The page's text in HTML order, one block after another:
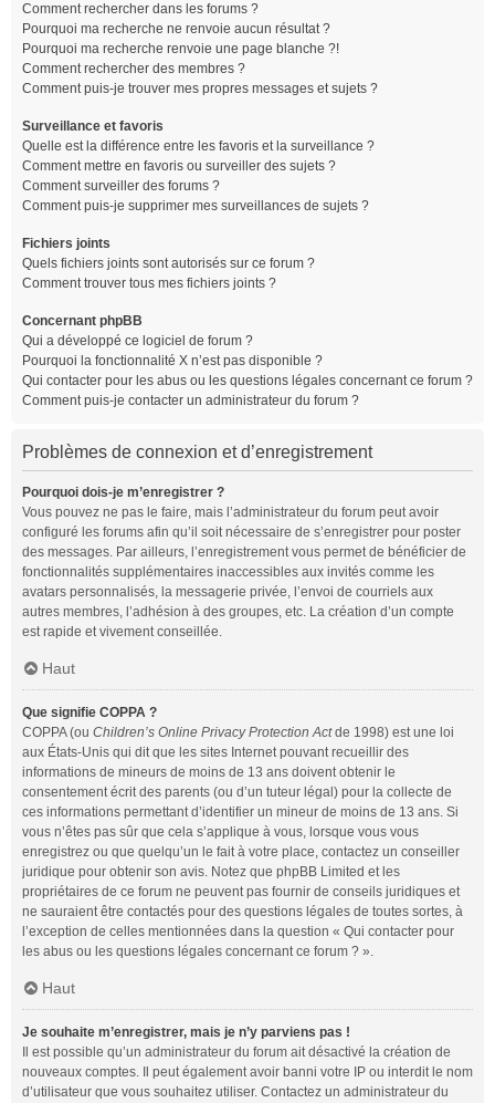
Comment rechercher dans les forums ?
Pourquoi ma recherche ne renvoie aucun résultat ?
Pourquoi ma recherche renvoie une page blanche ?!
Comment rechercher des membres ?
Comment puis-je trouver mes propres messages et sujets ?
Surveillance et favoris
Quelle est la différence entre les favoris et la surveillance ?
Comment mettre en favoris ou surveiller des sujets ?
Comment surveiller des forums ?
Comment puis-je supprimer mes surveillances de sujets ?
Fichiers joints
Quels fichiers joints sont autorisés sur ce forum ?
Comment trouver tous mes fichiers joints ?
Concernant phpBB
Qui a développé ce logiciel de forum ?
Pourquoi la fonctionnalité X n’est pas disponible ?
Qui contacter pour les abus ou les questions légales concernant ce forum ?
Comment puis-je contacter un administrateur du forum ?
Problèmes de connexion et d’enregistrement
Pourquoi dois-je m’enregistrer ?
Vous pouvez ne pas le faire, mais l’administrateur du forum peut avoir
configuré les forums afin qu’il soit nécessaire de s’enregistrer pour poster
des messages. Par ailleurs, l’enregistrement vous permet de bénéficier de
fonctionnalités supplémentaires inaccessibles aux invités comme les
avatars personnalisés, la messagerie privée, l’envoi de courriels aux
autres membres, l’adhésion à des groupes, etc. La création d’un compte
est rapide et vivement conseillée.
Haut
Que signifie COPPA ?
COPPA (ou Children’s Online Privacy Protection Actde 1998) est une loi
aux États-Unis qui dit que les sites Internet pouvant recueillir des
informations de mineurs de moins de 13 ans doivent obtenir le
consentement écrit des parents (ou d’un tuteur légal) pour la collecte de
ces informations permettant d’identifier un mineur de moins de 13 ans. Si
vous n’êtes pas sûr que cela s’applique à vous, lorsque vous vous
enregistrez ou que quelqu’un le fait à votre place, contactez un conseiller
juridique pour obtenir son avis. Notez que phpBB Limited et les
propriétaires de ce forum ne peuvent pas fournir de conseils juridiques et
ne sauraient être contactés pour des questions légales de toutes sortes, à
l’exception de celles mentionnées dans la question « Qui contacter pour
les abus ou les questions légales concernant ce forum ? ».
Haut
Je souhaite m’enregistrer, mais je n’y parviens pas !
Il est possible qu’un administrateur du forum ait désactivé la création de
nouveaux comptes. Il peut également avoir banni votre IP ou interdit le nom
d’utilisateur que vous souhaitez utiliser. Contactez un administrateur du